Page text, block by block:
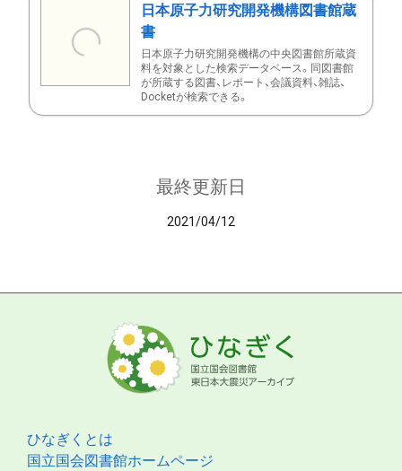
日本原子力研究開発機構図書館蔵
書
日本原子力研究開発機構の中央図書館所蔵資
料を対象とした検索データベース。同図書館
が所蔵する図書、レポート、会議資料、雑誌、
Docketが検索できる。
最終更新日
2021/04/12
ひなぎくとは
国立国会図書館ホームページ